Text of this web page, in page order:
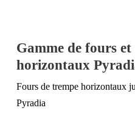
Gamme de fours
horizontaux
Fours de trempe horizontaux
Pyradia